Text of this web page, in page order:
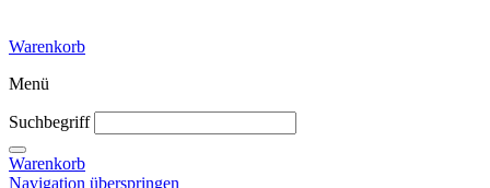
Warenkorb
Menü
Suchbegriff
Warenkorb
Navigation überspringen